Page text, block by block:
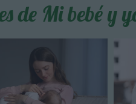
de Mi bebé y